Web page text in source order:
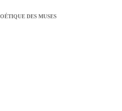
DES MUSES